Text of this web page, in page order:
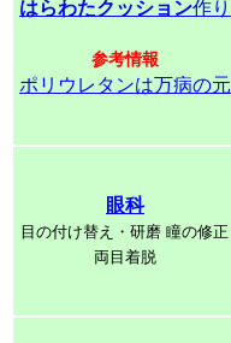
はらわたクッション作り
参考情報
ポリウレタンは万病の元
眼科
目の付け替え・研磨 瞳の修正
両目着脱